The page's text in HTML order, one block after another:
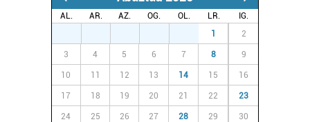
AL. AR. AZ. OG. OL. LR.
IG.
1 2
3 4 5 6 7 8 9
10 11 12 13 14 15 16
17 18 19 20 21 22 23
24 25 26 27 28 29 30